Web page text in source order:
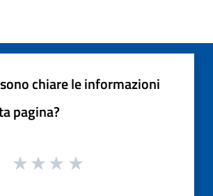
chiare le informazioni
pagina?